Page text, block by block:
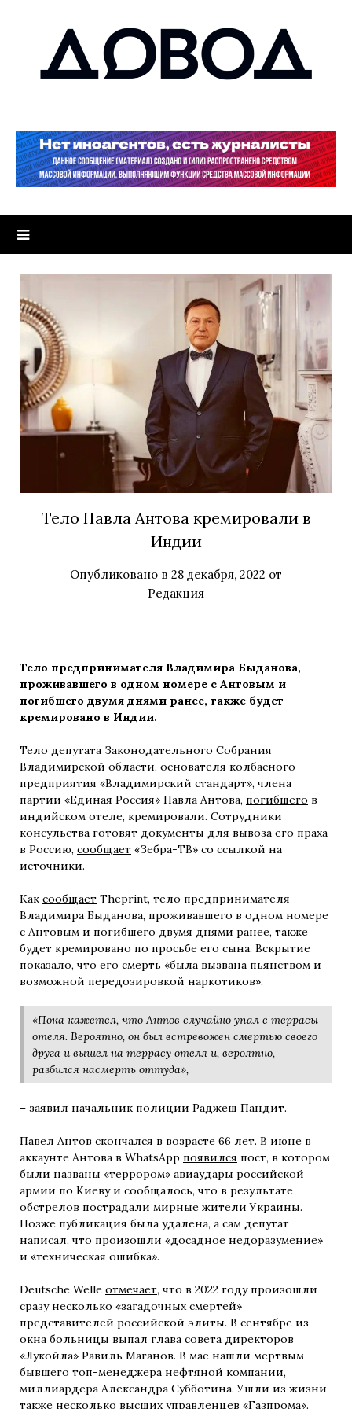
Тело Павла Антова кремировали в
Индии
Опубликовано в 28 декабря, 2022 от
Редакция
Тело предпринимателя Владимира Быданова,
проживавшего в одном номере с Антовым и
погибшего двумя днями ранее, также будет
кремировано в Индии.
Тело депутата Законодательного Собрания
Владимирской области, основателя колбасного
предприятия «Владимирский стандарт», члена
партии «Единая Россия» Павла Антова, погибшего в
индийском отеле, кремировали. Сотрудники
консульства готовят документы для вывоза его праха
в Россию, сообщает «Зебра-ТВ» со ссылкой на
источники.
Как сообщает Theprint, тело предпринимателя
Владимира Быданова, проживавшего в одном номере
с Антовым и погибшего двумя днями ранее, также
будет кремировано по просьбе его сына. Вскрытие
показало, что его смерть «была вызвана пьянством и
возможной передозировкой наркотиков».
«Пока кажется, что Антов случайно упал с террасы
отеля. Вероятно, он был встревожен смертью своего
друга и вышел на террасу отеля и, вероятно,
разбился насмерть оттуда»,
– заявил начальник полиции Раджеш Пандит.
Павел Антов скончался в возрасте 66 лет. В июне в
аккаунте Антова в WhatsApp появился пост, в котором
были названы «террором» авиаудары российской
армии по Киеву и сообщалось, что в результате
обстрелов пострадали мирные жители Украины.
Позже публикация была удалена, а сам депутат
написал, что произошли «досадное недоразумение»
и «техническая ошибка».
Deutsche Welle отмечает, что в 2022 году произошли
сразу несколько «загадочных смертей»
представителей российской элиты. В сентябре из
окна больницы выпал глава совета директоров
«Лукойла» Равиль Маганов. В мае нашли мертвым
бывшего топ-менеджера нефтяной компании,
миллиардера Александра Субботина. Ушли из жизни
также несколько высших управленцев «Газпрома».